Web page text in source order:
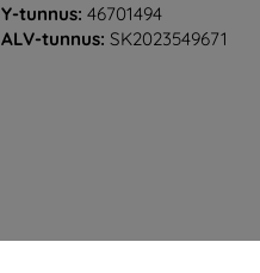
Y-tunnus: 46701494
ALV-tunnus: SK2023549671